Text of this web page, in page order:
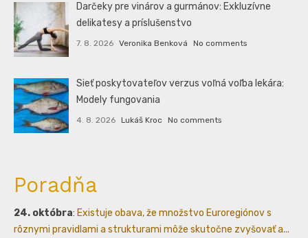
Darčeky pre vinárov a gurmánov: Exkluzívne
delikatesy a príslušenstvo
7. 8. 2026 Veronika Benková No comments
Sieť poskytovateľov verzus voľná voľba lekára:
Modely fungovania
4. 8. 2026 Lukáš Kroc No comments
Poradňa
24. októbra: Existuje obava, že množstvo Euroregiónov s
rôznymi pravidlami a strukturami môže skutočne zvyšovať a...